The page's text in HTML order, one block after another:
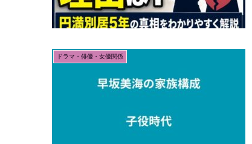
ドラマ・俳優・女優関係